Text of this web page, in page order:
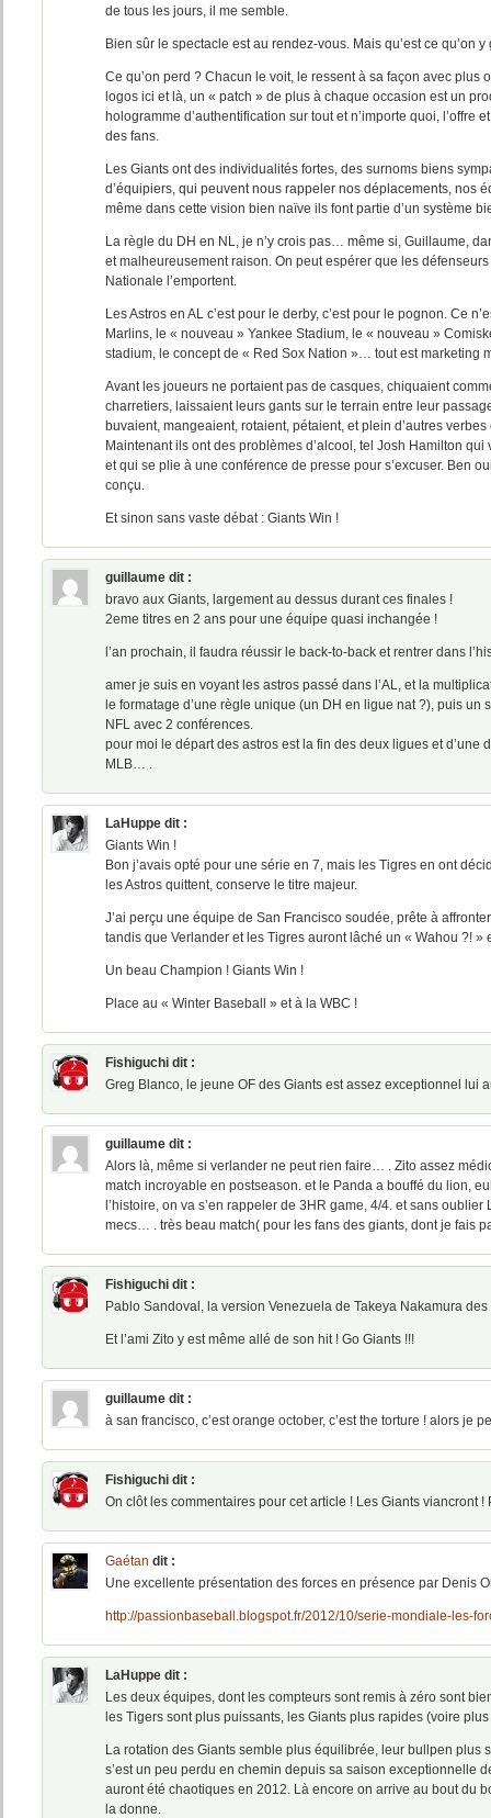
de tous les jours, il me semble.
Bien sûr le spectacle est au rendez-vous. Mais qu’est ce qu’on
Ce qu’on perd ? Chacun le voit, le ressent à sa façon avec plus
logos ici et là, un « patch » de plus à chaque occasion est un
hologramme d’authentification sur tout et n’importe quoi, l’offre
des fans.
Les Giants ont des individualités fortes, des surnoms biens
d’équipiers, qui peuvent nous rappeler nos déplacements, nos
même dans cette vision bien naïve ils font partie d’un système
La règle du DH en NL, je n’y crois pas… même si, Guillaume,
et malheureusement raison. On peut espérer que les
Nationale l’emportent.
Les Astros en AL c’est pour le derby, c’est pour le pognon. Ce
Marlins, le « nouveau » Yankee Stadium, le « nouveau »
stadium, le concept de « Red Sox Nation »… tout est marketing
Avant les joueurs ne portaient pas de casques, chiquaient
charretiers, laissaient leurs gants sur le terrain entre leur
buvaient, mangeaient, rotaient, pétaient, et plein d’autres
Maintenant ils ont des problèmes d’alcool, tel Josh Hamilton
et qui se plie à une conférence de presse pour s’excuser. Ben
conçu.
Et sinon sans vaste débat : Giants Win !
guillaume dit :
bravo aux Giants, largement au dessus durant ces finales !
2eme titres en 2 ans pour une équipe quasi inchangée !
l’an prochain, il faudra réussir le back-to-back et rentrer dans
amer je suis en voyant les astros passé dans l’AL, et la
le formatage d’une règle unique (un DH en ligue nat ?), puis un
NFL avec 2 conférences.
pour moi le départ des astros est la fin des deux ligues et d’une
MLB… .
LaHuppe dit :
Giants Win !
Bon j’avais opté pour une série en 7, mais les Tigres en ont
les Astros quittent, conserve le titre majeur.
J’ai perçu une équipe de San Francisco soudée, prête à
tandis que Verlander et les Tigres auront lâché un « Wahou ?!
Un beau Champion ! Giants Win !
Place au « Winter Baseball » et à la WBC !
Fishiguchi dit :
Greg Blanco, le jeune OF des Giants est assez exceptionnel lui
guillaume dit :
Alors là, même si verlander ne peut rien faire… . Zito assez
match incroyable en postseason. et le Panda a bouffé du lion,
l’histoire, on va s’en rappeler de 3HR game, 4/4. et sans
mecs… . très beau match( pour les fans des giants, dont je fais
Fishiguchi dit :
Pablo Sandoval, la version Venezuela de Takeya Nakamura
Et l’ami Zito y est même allé de son hit ! Go Giants !!!
guillaume dit :
à san francisco, c’est orange october, c’est the torture ! alors je
Fishiguchi dit :
On clôt les commentaires pour cet article ! Les Giants viancront !
Gaétan dit :
Une excellente présentation des forces en présence par Denis
http://passionbaseball.blogspot.fr/2012/10/serie-mondiale-les-
LaHuppe dit :
Les deux équipes, dont les compteurs sont remis à zéro sont
les Tigers sont plus puissants, les Giants plus rapides (voire
La rotation des Giants semble plus équilibrée, leur bullpen plus
s’est un peu perdu en chemin depuis sa saison exceptionnelle
auront été chaotiques en 2012. Là encore on arrive au bout du
la donne.